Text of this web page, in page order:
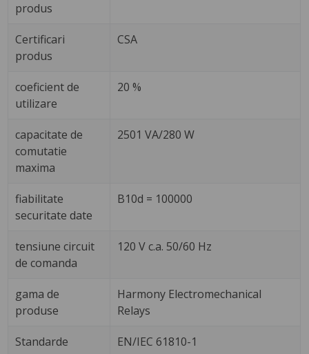
produs
Certificari
produs
CSA
coeficient de
utilizare
20 %
capacitate de
comutatie
maxima
2501 VA/280 W
fiabilitate
securitate date
B10d = 100000
tensiune circuit
de comanda
120 V c.a. 50/60 Hz
gama de
produse
Harmony Electromechanical
Relays
Standarde EN/IEC 61810-1